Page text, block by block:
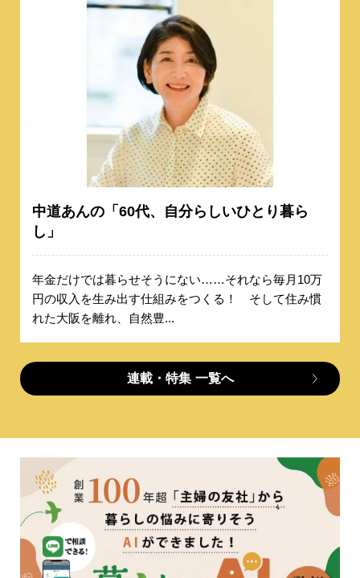
中道あんの「60代、自分らしいひとり暮ら
し」
年金だけでは暮らせそうにない……それなら毎月10万
円の収入を生み出す仕組みをつくる！ そして住み慣
れた大阪を離れ、自然豊...
連載・特集 一覧へ